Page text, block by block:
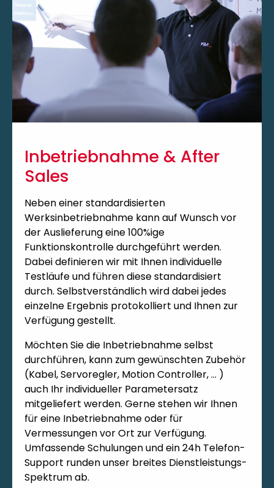
Inbetriebnahme & After
Sales
Neben einer standardisierten
Werksinbetriebnahme kann auf Wunsch vor
der Auslieferung eine 100%ige
Funktionskontrolle durchgeführt werden.
Dabei definieren wir mit Ihnen individuelle
Testläufe und führen diese standardisiert
durch. Selbstverständlich wird dabei jedes
einzelne Ergebnis protokolliert und Ihnen zur
Verfügung gestellt.
Möchten Sie die Inbetriebnahme selbst
durchführen, kann zum gewünschten Zubehör
(Kabel, Servoregler, Motion Controller, … )
auch Ihr individueller Parametersatz
mitgeliefert werden. Gerne stehen wir Ihnen
für eine Inbetriebnahme oder für
Vermessungen vor Ort zur Verfügung.
Umfassende Schulungen und ein 24h Telefon-
Support runden unser breites Dienstleistungs-
Spektrum ab.